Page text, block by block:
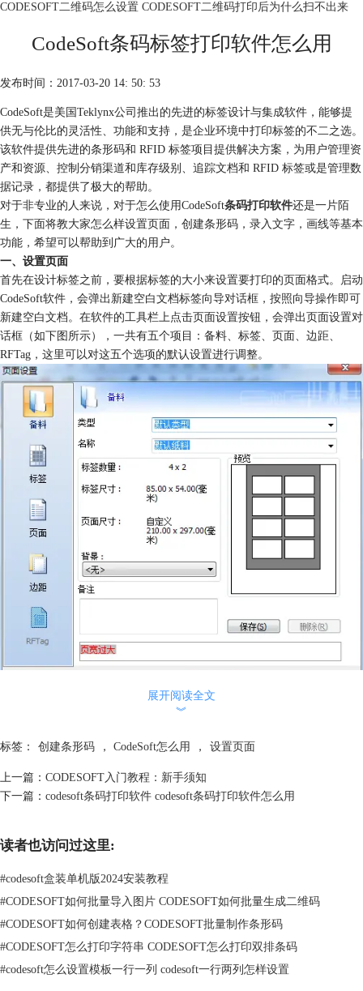
CODESOFT二维码怎么设置 CODESOFT二维码打印后为什么扫不出来
CodeSoft条码标签打印软件怎么用
发布时间：2017-03-20 14: 50: 53
CodeSoft是美国Teklynx公司推出的先进的标签设计与集成软件，能够提
供无与伦比的灵活性、功能和支持，是企业环境中打印标签的不二之选。
该软件提供先进的条形码和 RFID 标签项目提供解决方案，为用户管理资
产和资源、控制分销渠道和库存级别、追踪文档和 RFID 标签或是管理数
据记录，都提供了极大的帮助。
对于非专业的人来说，对于怎么使用CodeSoft条码打印软件还是一片陌
生，下面将教大家怎么样设置页面，创建条形码，录入文字，画线等基本
功能，希望可以帮助到广大的用户。
一、设置页面
首先在设计标签之前，要根据标签的大小来设置要打印的页面格式。启动
CodeSoft软件，会弹出新建空白文档标签向导对话框，按照向导操作即可
新建空白文档。在软件的工具栏上点击页面设置按钮，会弹出页面设置对
话框（如下图所示），一共有五个项目：备料、标签、页面、边距、
RFTag，这里可以对这五个选项的默认设置进行调整。
图1：页面设置对话框
（1）设置的标签大小应该跟实际的标签大小一致，纸张因为有页边距，
（2）创建页面后，需要先选择打印机。具体添加打印机教程可参考：
CODESOFT 2015如何选择打印机。
的选项，用户可以用它快速创建条形码，具体步骤如下：
1.在左侧设计工具栏中，单击条形码生成工具（Barcode generation
2.单击工作区内部，此时会弹出“新建条码对象”对话框。（本文小编以创
建Code 128码为例）
3.从 左侧“符号表示法”选项中，选择所需条形码，在右侧输入数据源内
容，单击下一步。
展开阅读全文
︾
标签： 创建条形码 ， CodeSoft怎么用 ， 设置页面
上一篇： CODESOFT入门教程：新手须知
下一篇： codesoft条码打印软件 codesoft条码打印软件怎么用
读者也访问过这里:
#codesoft盒装单机版2024安装教程
#CODESOFT如何批量导入图片 CODESOFT如何批量生成二维码
#CODESOFT如何创建表格？CODESOFT批量制作条形码
#CODESOFT怎么打印字符串 CODESOFT怎么打印双排条码
#codesoft怎么设置模板一行一列 codesoft一行两列怎样设置